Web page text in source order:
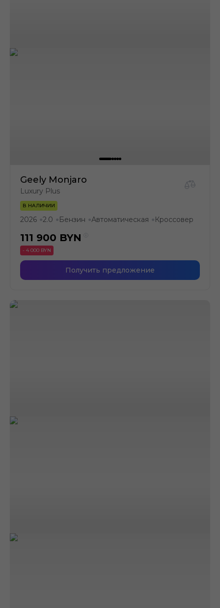
Geely Monjaro
Luxury Plus
В НАЛИЧИИ
2026 ●2.0 ● Бензин ●Автоматическая ● Кроссовер
111 900 BYN
- 4 000 BYN
Получить предложение